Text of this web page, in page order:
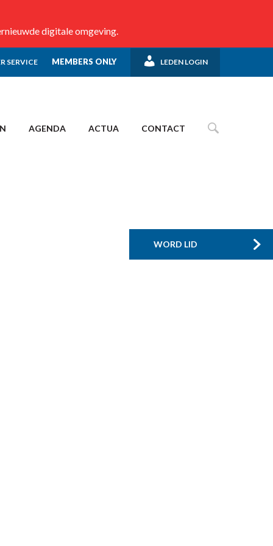
digitale omgeving.
SERVICE MEMBERS ONLY LEDEN LOGIN
AGENDA ACTUA CONTACT
WORD LID